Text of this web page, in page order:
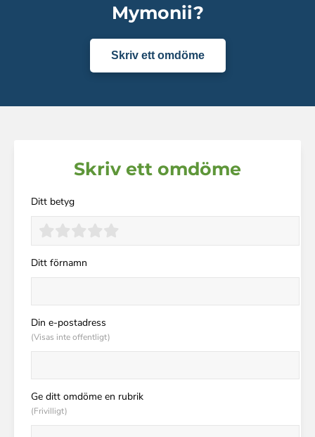
Mymonii?
Skriv ett omdöme
Skriv ett omdöme
Ditt betyg
Ditt förnamn
Din e-postadress
(Visas inte offentligt)
Ge ditt omdöme en rubrik
(Frivilligt)